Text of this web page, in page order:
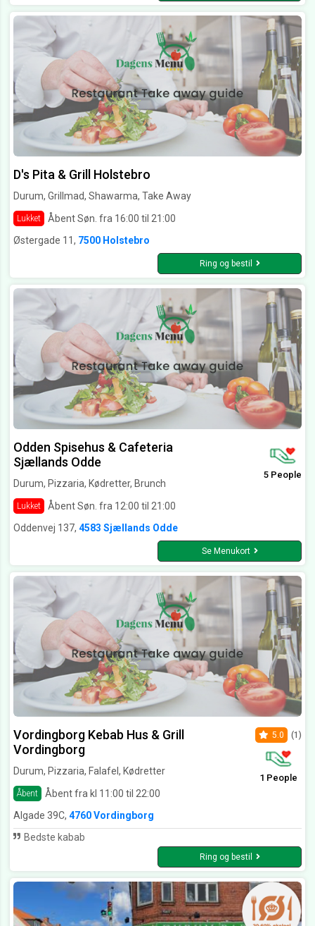
D's Pita & Grill Holstebro
Durum, Grillmad, Shawarma, Take Away
Lukket
Åbent Søn. fra 16:00 til 21:00
Østergade 11, 7500 Holstebro
Ring og bestil
Odden Spisehus & Cafeteria
Sjællands Odde
Durum, Pizzaria, Kødretter, Brunch
Lukket Åbent Søn. fra 12:00 til 21:00
5 People
Oddenvej 137, 4583 Sjællands Odde
Se Menukort
Vordingborg Kebab Hus & Grill
Vordingborg
Durum, Pizzaria, Falafel, Kødretter
Åbent Åbent fra kl 11:00 til 22:00
5.0 (1)
1 People
Algade 39C, 4760 Vordingborg
Bedste kabab
Ring og bestil